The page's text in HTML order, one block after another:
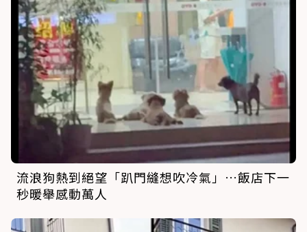
流浪狗熱到絕望「趴門縫想吹冷氣」…飯店下一
秒暖舉感動萬人